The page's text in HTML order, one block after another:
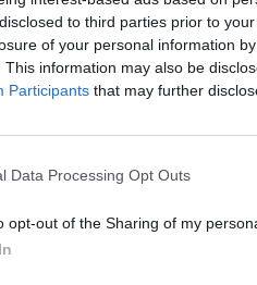
to third parties prior to
of your personal information
This information may also be
Participants that may further
Data Processing Opt Outs
opt-out of the Sharing of my
santé,
sur la santé en général et sur la
Kerhoas, présidente du label, «
des aliments qu’ils
d’Omega-3 et moins d’acides
essentielles pour le corps. Elles